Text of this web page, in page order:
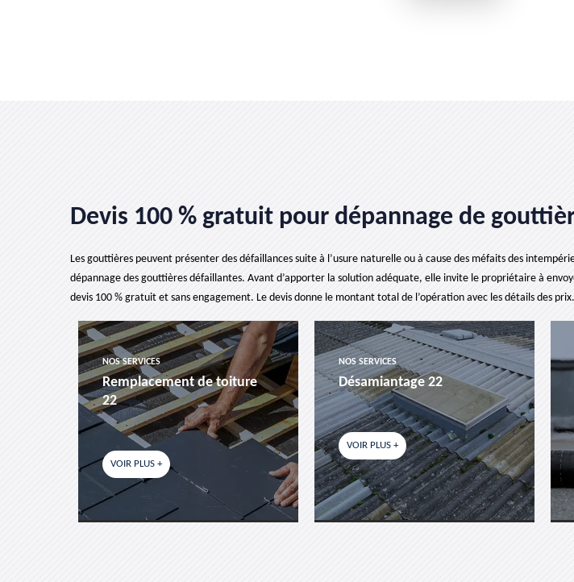
Devis 100 % gratuit pour dépannage de
Les gouttières peuvent présenter des défaillances suite à l’usure naturelle ou à cause des méfaits des
dépannage des gouttières défaillantes. Avant d’apporter la solution adéquate, elle invite le propriétaire à
devis 100 % gratuit et sans engagement. Le devis donne le montant total de l’opération avec les détails des prix.
NOS SERVICES
Remplacement de toiture
22
VOIR PLUS +
NOS SERVICES
Désamiantage 22
VOIR PLUS +